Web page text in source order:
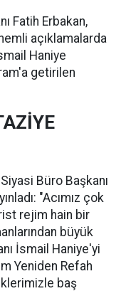
Fatih Erbakan,
açıklamalarda
Haniye
getirilen
Büro Başkanı
"Acımız çok
rejim hain bir
büyük
İsmail Haniye'yi
Yeniden Refah
baş